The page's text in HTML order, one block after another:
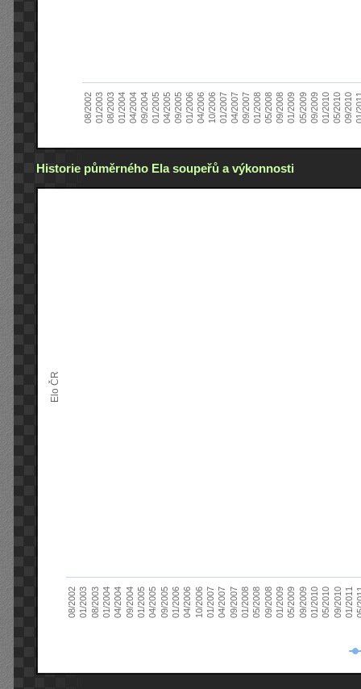
08/200201/200308/200301/200404/200409/200401/200504/200509/200501/200604/200610/200601/200704/200709/200701/200805/200809/200801/200905/200909/200901/201005/201009/2010
Historie půměrného Ela soupeřů a výkonnosti
Elo ČR
08/200201/200308/200301/200404/200409/200401/200504/200509/200501/200604/200610/200601/200704/200709/200701/200805/200809/200801/200905/200909/200901/201005/201009/201001/2011